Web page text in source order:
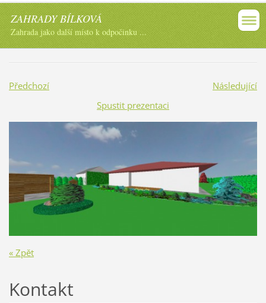
ZAHRADY BÍLKOVÁ
Zahrada jako další místo k odpočinku ...
Předchozí
Následující
Spustit prezentaci
« Zpět
Kontakt